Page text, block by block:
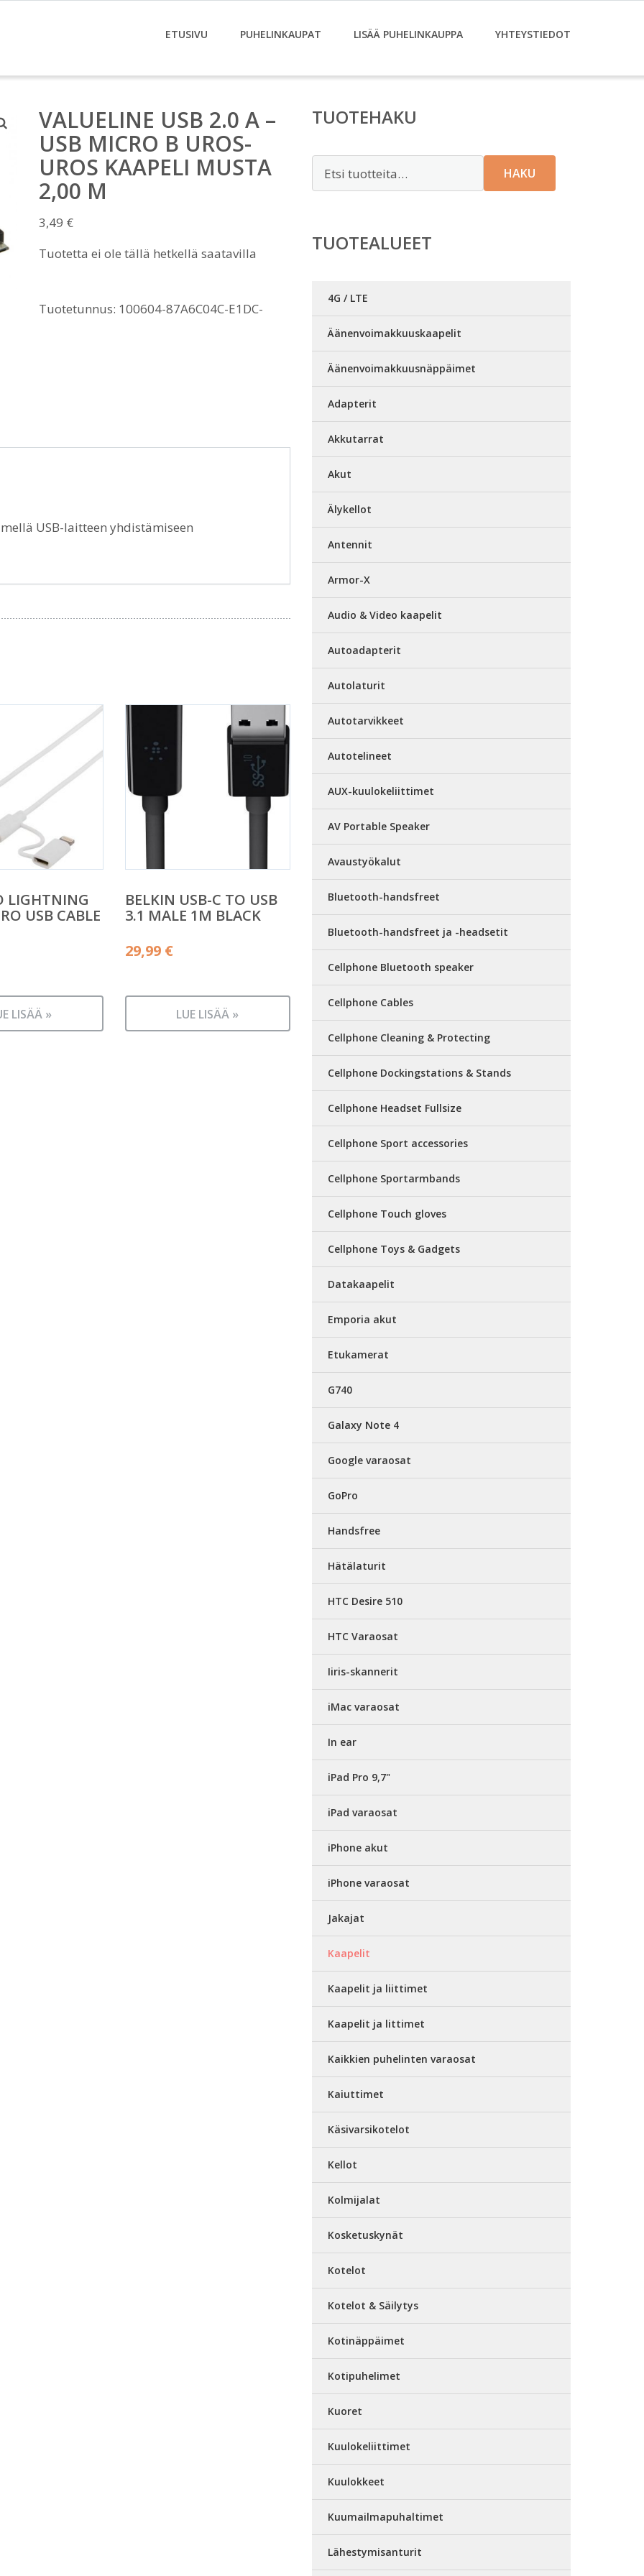
ETUSIVU PUHELINKAUPAT LISÄÄ PUHELINKAUPPA YHTEYSTIEDOT
VALUELINE USB 2.0 A –
USB MICRO B UROS-
UROS KAAPELI MUSTA
2,00 M
3,49 €
Tuotetta ei ole tällä hetkellä saatavilla
Tuotetunnus: 100604-87A6C04C-E1DC-
USB-laitteen yhdistämiseen
LIGHTNING
USB CABLE
LISÄÄ »
BELKIN USB-C TO USB
3.1 MALE 1M BLACK
29,99 €
LUE LISÄÄ »
TUOTEHAKU
HAKU
TUOTEALUEET
4G / LTE
Äänenvoimakkuuskaapelit
Äänenvoimakkuusnäppäimet
Adapterit
Akkutarrat
Akut
Älykellot
Antennit
Armor-X
Audio & Video kaapelit
Autoadapterit
Autolaturit
Autotarvikkeet
Autotelineet
AUX-kuulokeliittimet
AV Portable Speaker
Avaustyökalut
Bluetooth-handsfreet
Bluetooth-handsfreet ja -headsetit
Cellphone Bluetooth speaker
Cellphone Cables
Cellphone Cleaning & Protecting
Cellphone Dockingstations & Stands
Cellphone Headset Fullsize
Cellphone Sport accessories
Cellphone Sportarmbands
Cellphone Touch gloves
Cellphone Toys & Gadgets
Datakaapelit
Emporia akut
Etukamerat
G740
Galaxy Note 4
Google varaosat
GoPro
Handsfree
Hätälaturit
HTC Desire 510
HTC Varaosat
Iiris-skannerit
iMac varaosat
In ear
iPad Pro 9,7"
iPad varaosat
iPhone akut
iPhone varaosat
Jakajat
Kaapelit
Kaapelit ja liittimet
Kaapelit ja littimet
Kaikkien puhelinten varaosat
Kaiuttimet
Käsivarsikotelot
Kellot
Kolmijalat
Kosketuskynät
Kotelot
Kotelot & Säilytys
Kotinäppäimet
Kotipuhelimet
Kuoret
Kuulokeliittimet
Kuulokkeet
Kuumailmapuhaltimet
Lähestymisanturit